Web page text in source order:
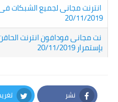
انترنت مجانى لجميع الشبكات
20/11/2019
نت مجانى فودافون انترنت
بإستمرار 20/11/2019
نشر